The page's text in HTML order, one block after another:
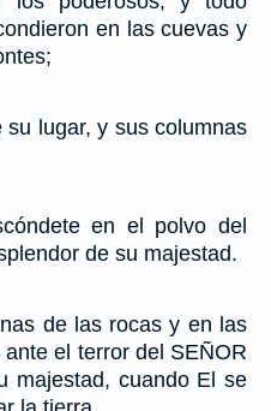
en las cuevas y
lugar, y sus columnas
en el polvo del
de su majestad.
de las rocas y en las
el terror del SEÑOR
majestad, cuando El se